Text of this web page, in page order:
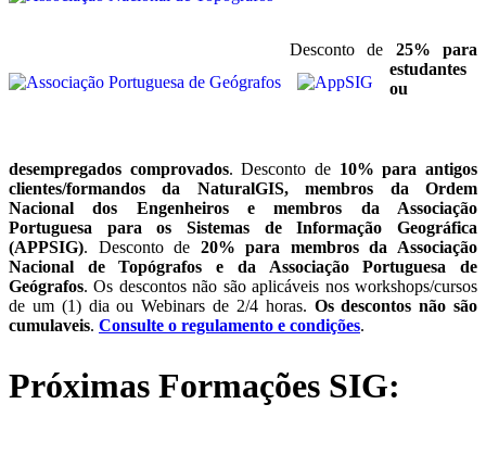
Desconto de 25% para
estudantes
ou
desempregados comprovados. Desconto de 10% para antigos
clientes/formandos da NaturalGIS, membros da Ordem
Nacional dos Engenheiros e membros da Associação
Portuguesa para os Sistemas de Informação Geográfica
(APPSIG). Desconto de 20% para membros da Associação
Nacional de Topógrafos e da Associação Portuguesa de
Geógrafos. Os descontos não são aplicáveis nos workshops/cursos
de um (1) dia ou Webinars de 2/4 horas. Os descontos não são
cumulaveis. Consulte o regulamento e condições.
Próximas Formações SIG: